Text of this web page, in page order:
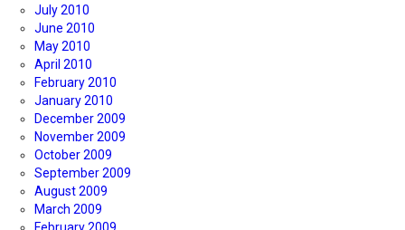
July 2010
June 2010
May 2010
April 2010
February 2010
January 2010
December 2009
November 2009
October 2009
September 2009
August 2009
March 2009